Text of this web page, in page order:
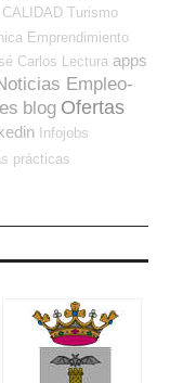
CALIDAD Turismo
Emprendimiento
Carlos Lectura apps
Empleo-
blog Ofertas
Infojobs
prácticas